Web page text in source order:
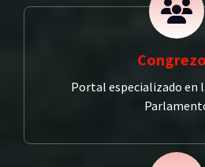
Portal especializado en